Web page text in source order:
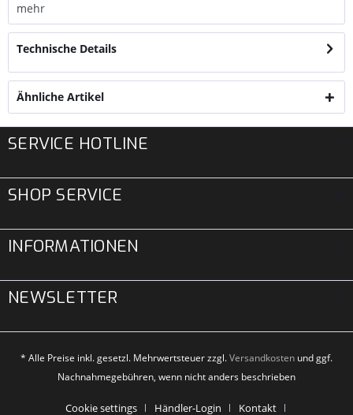
mehr
Technische Details
Ähnliche Artikel
SERVICE HOTLINE
SHOP SERVICE
INFORMATIONEN
NEWSLETTER
* Alle Preise inkl. gesetzl. Mehrwertsteuer zzgl.Versandkosten und ggf.
Nachnahmegebühren, wenn nicht anders beschrieben
Cookie settings Händler-Login Kontakt